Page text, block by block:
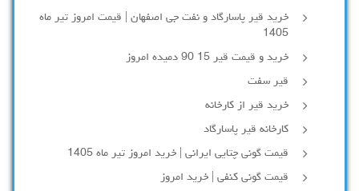
خرید قیر پاسارگاد و نفت جی اصفهان | قیمت امروز تیر ماه
1405
خرید و قیمت قیر 15 90 دمیده امروز
قیر سفت
خرید قیر از کارخانه
کارخانه قیر پاسارگاد
قیمت گونی چتایی ایرانی | خرید امروز تیر ماه 1405
قیمت گونی کنفی | خرید امروز